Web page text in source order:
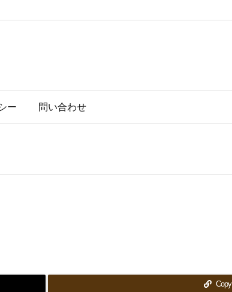
ー 問い合わせ
Copy